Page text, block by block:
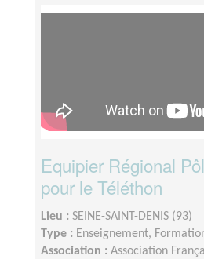
Equipier Régional
pour le Téléthon
Lieu : SEINE-SAINT-DENIS (93)
Type : Enseignement,
Association : Association